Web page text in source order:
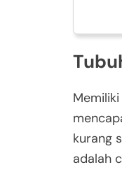
kurang
adalah